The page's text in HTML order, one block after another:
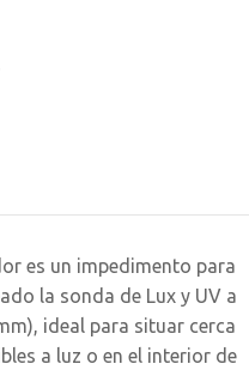
es un impedimento para
la sonda de Lux y UV a
ideal para situar cerca
a luz o en el interior de